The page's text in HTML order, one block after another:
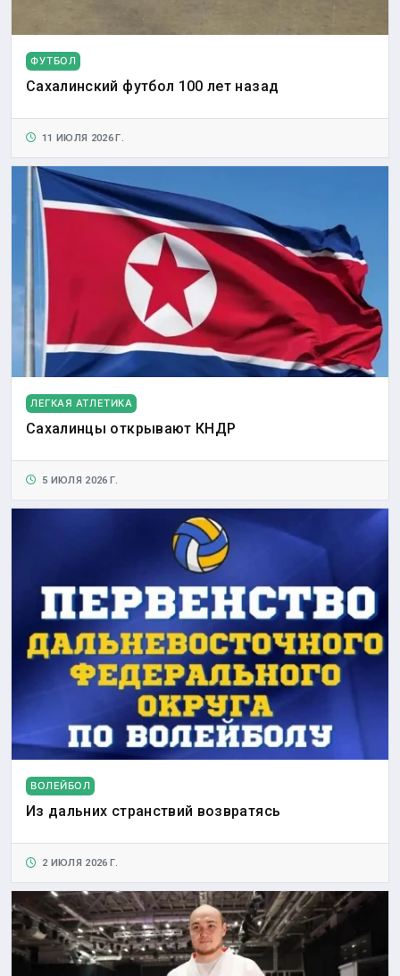
ФУТБОЛ
Сахалинский футбол 100 лет назад
11 ИЮЛЯ 2026 Г.
ЛЕГКАЯ АТЛЕТИКА
Сахалинцы открывают КНДР
5 ИЮЛЯ 2026 Г.
ВОЛЕЙБОЛ
Из дальних странствий возвратясь
2 ИЮЛЯ 2026 Г.